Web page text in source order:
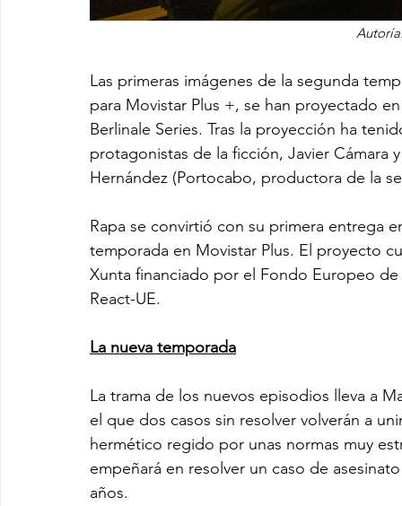
Las primeras imágenes de la segunda
para Movistar Plus +, se han proyectado
Berlinale Series. Tras la proyección ha
protagonistas de la ficción, Javier
Hernández (Portocabo, productora de la
Rapa se convirtió con su primera entrega
temporada en Movistar Plus. El proyecto
Xunta financiado por el Fondo Europeo
React-UE.
La nueva temporada
La trama de los nuevos episodios lleva a
el que dos casos sin resolver volverán a
hermético regido por unas normas muy
empeñará en resolver un caso de
años.